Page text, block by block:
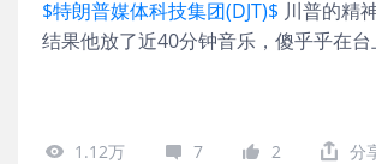
$特朗普媒体科技集团(DJT)$ 川普的精
结果他放了近40分钟音乐，傻乎乎在
1.12万 7 2 分